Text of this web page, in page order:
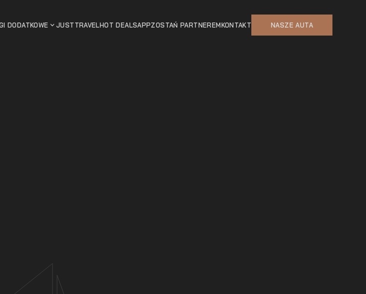
DODATKOWE JUSTTRAVELHOT DEALSAPPZOSTAŃ PARTNEREMKONTAKT NASZE AUTA